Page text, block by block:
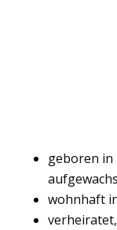
geboren in
wohnhaft